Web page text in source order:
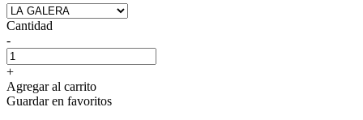
Cantidad
-
+
Agregar al carrito
Guardar en favoritos